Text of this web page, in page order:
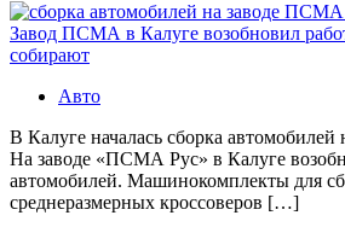
Завод ПСМА в Калуге возобновил
собирают
Авто
В Калуге началась сборка
На заводе «ПСМА Рус» в Калуге
автомобилей. Машинокомплекты для
среднеразмерных кроссоверов […]